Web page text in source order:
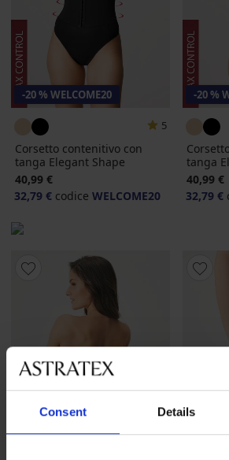
Consent Details
-20 % WELCOME20
5
Corsetto contenitivo con
tanga Elegant Shape
40,99 €
32,79 € codice WELCOME20
-20 %
tanga
40,99 €
32,79 €